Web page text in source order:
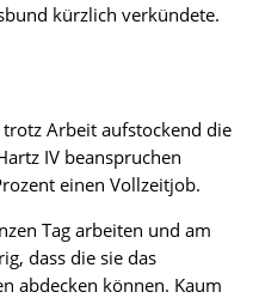
kürzlich verkündete.
Arbeit aufstockend die
IV beanspruchen
einen Vollzeitjob.
Tag arbeiten und am
dass die sie das
abdecken können. Kaum